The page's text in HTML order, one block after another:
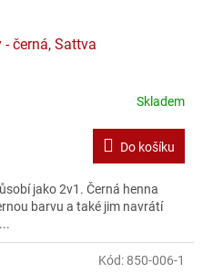
černá, Sattva
Skladem
Do košíku
jako 2v1. Černá henna
barvu a také jim navrátí
Kód: 850-006-1